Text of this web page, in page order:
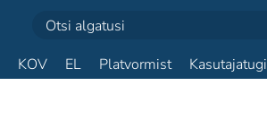
KOV EL Platvormist Kasutajatugi